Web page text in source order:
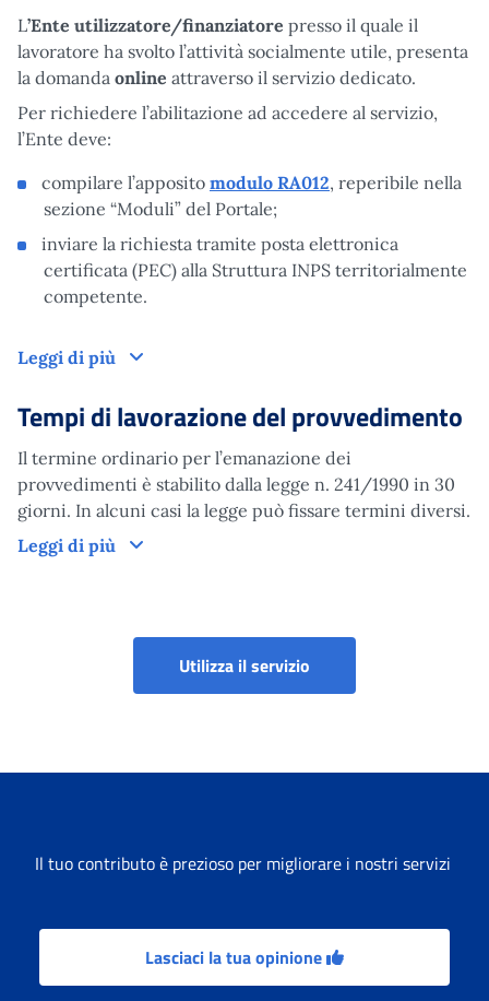
L’Ente utilizzatore/finanziatore presso il quale il
lavoratore ha svolto l’attività socialmente utile, presenta
la domanda online attraverso il servizio dedicato.
Per richiedere l’abilitazione ad accedere al servizio,
l’Ente deve:
compilare l’apposito modulo RA012, reperibile nella
sezione “Moduli” del Portale;
inviare la richiesta tramite posta elettronica
certificata (PEC) alla Struttura INPS territorialmente
competente.
Leggi di più Domanda
Tempi di lavorazione del provvedimento
Il termine ordinario per l’emanazione dei
provvedimenti è stabilito dalla legge n. 241/1990 in 30
giorni. In alcuni casi la legge può fissare termini diversi.
Leggi di più
Tempi di lavorazione del provvedimento
Utilizza il servizio
Il tuo contributo è prezioso per migliorare i nostri servizi
Lasciaci la tua opinione